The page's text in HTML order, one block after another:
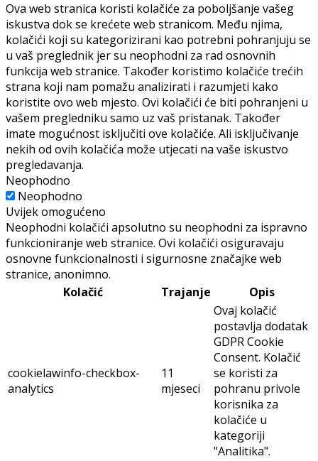
Ova web stranica koristi kolačiće za poboljšanje vašeg
iskustva dok se krećete web stranicom. Među njima,
kolačići koji su kategorizirani kao potrebni pohranjuju se
u vaš preglednik jer su neophodni za rad osnovnih
funkcija web stranice. Također koristimo kolačiće trećih
strana koji nam pomažu analizirati i razumjeti kako
koristite ovo web mjesto. Ovi kolačići će biti pohranjeni u
vašem pregledniku samo uz vaš pristanak. Također
imate mogućnost isključiti ove kolačiće. Ali isključivanje
nekih od ovih kolačića može utjecati na vaše iskustvo
pregledavanja.
Neophodno
Neophodno
Uvijek omogućeno
Neophodni kolačići apsolutno su neophodni za ispravno
funkcioniranje web stranice. Ovi kolačići osiguravaju
osnovne funkcionalnosti i sigurnosne značajke web
stranice, anonimno.
Kolačić
Trajanje Opis
cookielawinfo-checkbox-
analytics
11
mjeseci
Ovaj kolačić
postavlja dodatak
GDPR Cookie
Consent. Kolačić
se koristi za
pohranu privole
korisnika za
kolačiće u
kategoriji
"Analitika".